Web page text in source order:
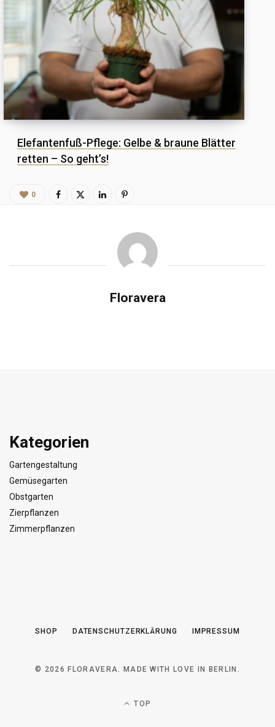
Elefantenfuß-Pflege: Gelbe & braune Blätter
retten – So geht’s!
0
Floravera
Kategorien
Gartengestaltung
Gemüsegarten
Obstgarten
Zierpflanzen
Zimmerpflanzen
SHOP DATENSCHUTZERKLÄRUNG IMPRESSUM
© 2026 FLORAVERA. MADE WITH LOVE IN BERLIN.
TOP